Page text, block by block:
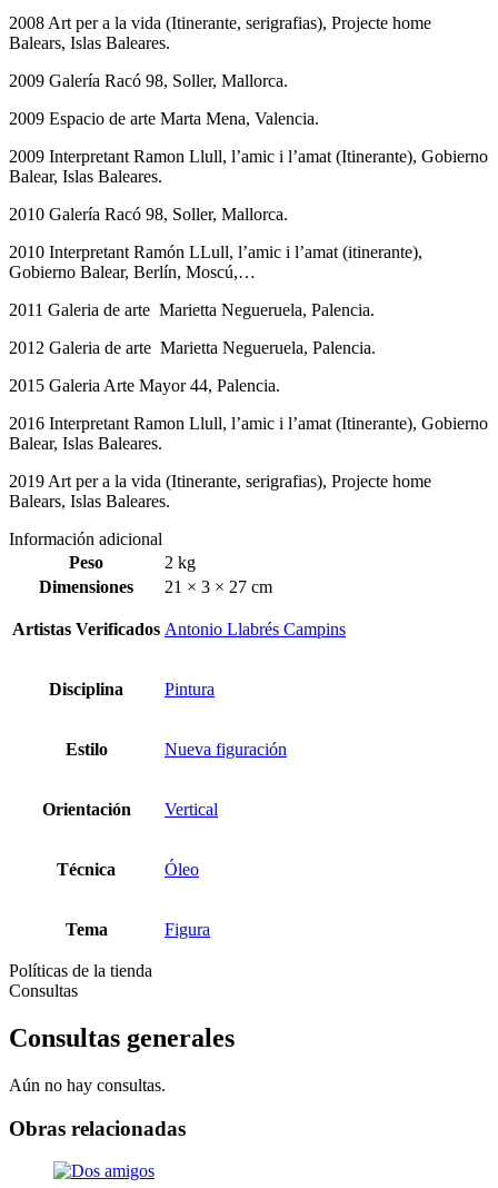
2008 Art per a la vida (Itinerante, serigrafias), Projecte home
Balears, Islas Baleares.
2009 Galería Racó 98, Soller, Mallorca.
2009 Espacio de arte Marta Mena, Valencia.
2009 Interpretant Ramon Llull, l’amic i l’amat (Itinerante), Gobierno
Balear, Islas Baleares.
2010 Galería Racó 98, Soller, Mallorca.
2010 Interpretant Ramón LLull, l’amic i l’amat (itinerante),
Gobierno Balear, Berlín, Moscú,…
2011 Galeria de arte Marietta Negueruela, Palencia.
2012 Galeria de arte Marietta Negueruela, Palencia.
2015 Galeria Arte Mayor 44, Palencia.
2016 Interpretant Ramon Llull, l’amic i l’amat (Itinerante), Gobierno
Balear, Islas Baleares.
2019 Art per a la vida (Itinerante, serigrafias), Projecte home
Balears, Islas Baleares.
Información adicional
Peso
2 kg
Dimensiones
21 × 3 × 27 cm
Artistas Verificados Antonio Llabrés Campins
Disciplina Pintura
Estilo Nueva figuración
Orientación Vertical
Técnica Óleo
Tema Figura
Políticas de la tienda
Consultas
Consultas generales
Aún no hay consultas.
Obras relacionadas